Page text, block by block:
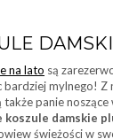
na lato są
bardziej mylnego!
panie noszące
koszule damskie
świeżości w